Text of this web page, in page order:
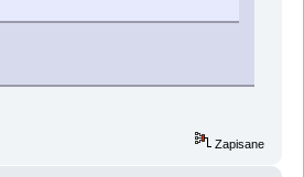
Zapisane